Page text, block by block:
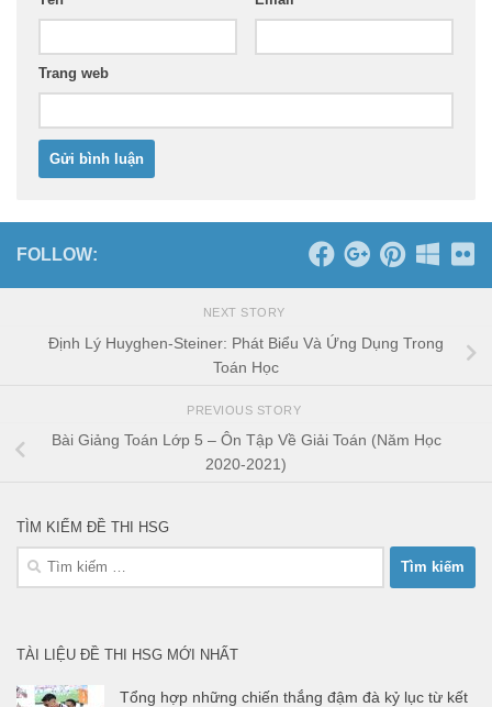
Trang web
FOLLOW:
NEXT STORY
Định Lý Huyghen-Steiner: Phát Biểu Và Ứng Dụng Trong
Toán Học
PREVIOUS STORY
Bài Giảng Toán Lớp 5 – Ôn Tập Về Giải Toán (Năm Học
2020-2021)
TÌM KIẾM ĐỀ THI HSG
Tìm
TÀI LIỆU ĐỀ THI HSG MỚI NHẤT
Tổng hợp những chiến thắng đậm đà kỷ lục từ kết